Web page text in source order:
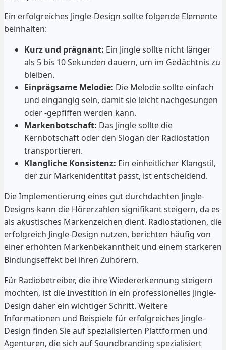
Ein erfolgreiches Jingle-Design sollte folgende Elemente
beinhalten:
Kurz und prägnant: Ein Jingle sollte nicht länger
als 5 bis 10 Sekunden dauern, um im Gedächtnis zu
bleiben.
Einprägsame Melodie: Die Melodie sollte einfach
und eingängig sein, damit sie leicht nachgesungen
oder -gepfiffen werden kann.
Markenbotschaft: Das Jingle sollte die
Kernbotschaft oder den Slogan der Radiostation
transportieren.
Klangliche Konsistenz: Ein einheitlicher Klangstil,
der zur Markenidentität passt, ist entscheidend.
Die Implementierung eines gut durchdachten Jingle-
Designs kann die Hörerzahlen signifikant steigern, da es
als akustisches Markenzeichen dient. Radiostationen, die
erfolgreich Jingle-Design nutzen, berichten häufig von
einer erhöhten Markenbekanntheit und einem stärkeren
Bindungseffekt bei ihren Zuhörern.
Für Radiobetreiber, die ihre Wiedererkennung steigern
möchten, ist die Investition in ein professionelles Jingle-
Design daher ein wichtiger Schritt. Weitere
Informationen und Beispiele für erfolgreiches Jingle-
Design finden Sie auf spezialisierten Plattformen und
Agenturen, die sich auf Soundbranding spezialisiert